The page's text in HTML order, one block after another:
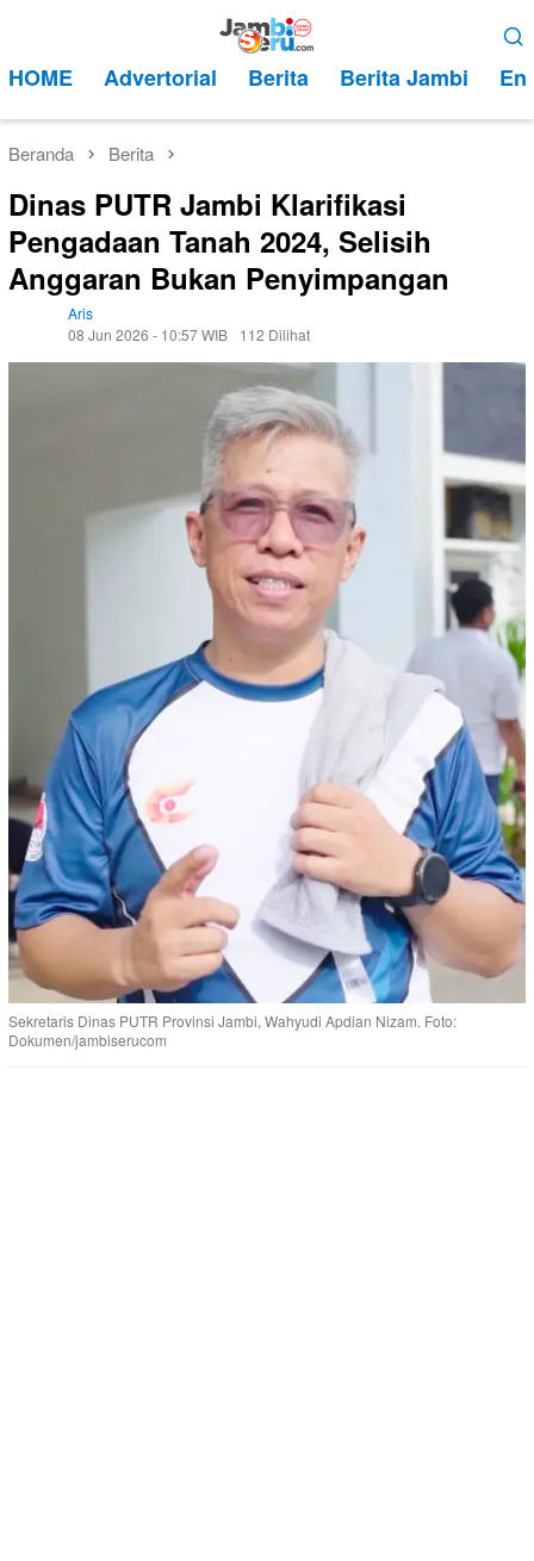
kontenMobile
HOME Advertorial Berita Berita Jambi
Beranda Berita
Dinas PUTR Jambi Klarifikasi
Pengadaan Tanah 2024, Selisih
Anggaran Bukan Penyimpangan
Aris
08 Jun 2026 - 10:57 WIB
112 Dilihat
Sekretaris Dinas PUTR Provinsi Jambi, Wahyudi Apdian Nizam. Foto:
Dokumen/jambiserucom